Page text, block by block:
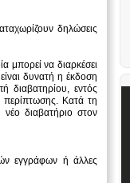
δηλώσεις
μπορεί να διαρκέσει
δυνατή η έκδοση
διαβατηρίου, εντός
περίπτωσης. Κατά τη
διαβατήριο στον
εγγράφων ή άλλες